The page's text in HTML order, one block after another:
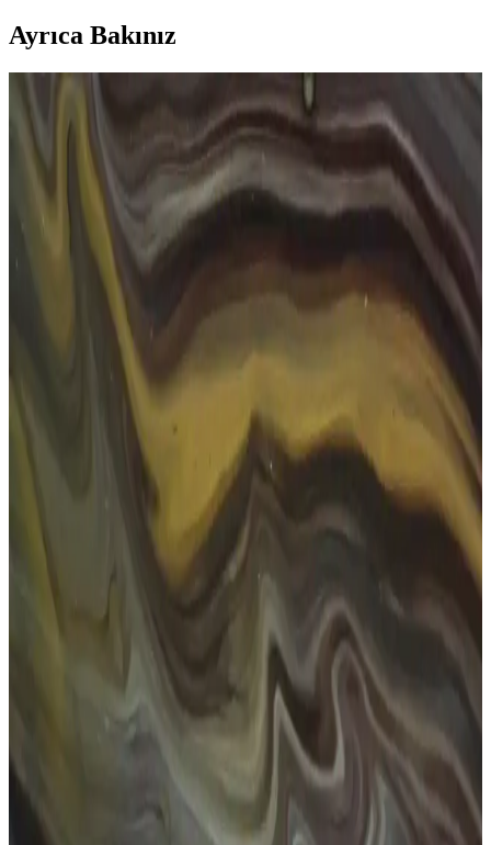
Ayrıca Bakınız
Göz Sağlığını Koruma Yöntemleri ve Günlük Bakım
İpuçları
Göz sağlığını korumak için düzenli kontroller, güneş gözlüğü
kullanımı, ekran süresini sınırlama ve sağlıklı beslenme önemlidir.
Bu yöntemlerle gözleriniz uzun süre sağlıklı kalabilir.
Dikdörtgen Güneş Gözlükleri: Estetik ve
Fonksiyonellik ile Günlük ve Özel Kullanım
Dikdörtgen güneş gözlükleri, şıklık ve fonksiyonelliği bir arada
sunar. Yüz şekline uygun tasarımlar, UV koruma özellikleri ve moda
trendleriyle, günlük ve özel günlerinizde ideal aksesuar.
Erkekler İçin Kare Güneş Gözlüğü Seçimi ve Bakım
Erkekler için kare güneş gözlükleri, şıklık ve fonksiyonelliği bir
arada sunar. Yüz şekline uygun seçimler ve bakım önerileri ile
tarzınızı ve göz sağlığınızı koruyun.
Numaralı Güneş Gözlüğü Seçimi ve Moda Trendleri
Numaralı güneş gözlükleri, estetik ve sağlık açısından önemli olup,
yüz şekline uygun seçimlerle tarzınızı tamamlar. Moda trendleri ve
doğru seçim ipuçlarıyla kendinizi daha özgüvenli hissedin.
Kadınlar İçin Küçük Güneş Gözlükleri: Stil ve
Koruma İçin En İyi Seçenekler 2023
Kadınlar arasında popüler olan küçük güneş gözlükleri, şıklık ve
fonksiyonelliği bir arada sunar. UV korumalı modeller, yüz hatlarına
uygun tasarımlarla tarzınızı tamamlar.